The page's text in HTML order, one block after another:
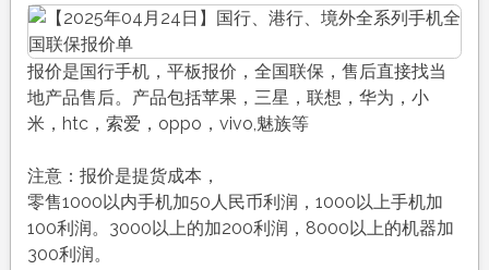
报价是国行手机，平板报价，全国联保，售后直接找当
地产品售后。产品包括苹果，三星，联想，华为，小
米，htc，索爱，oppo，vivo,魅族等
注意：报价是提货成本，
零售1000以内手机加50人民币利润，1000以上手机加
100利润。3000以上的加200利润，8000以上的机器加
300利润。